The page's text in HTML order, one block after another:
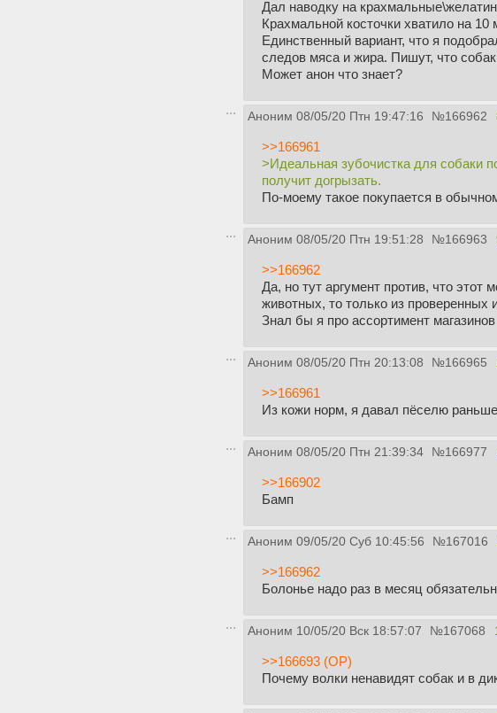
Но собака
начинаю
спасибо.
Дал наводку на
Крахмальной косточки хватило на 10
Единственный вариант, что я
следов мяса и жира. Пишут, что
Может анон что знает?
Аноним 08/05/20 Птн 19:47:16 №166962
>>166961
>Идеальная зубочистка для собаки
получит догрызать.
По-моему такое покупается в
Аноним 08/05/20 Птн 19:51:28 №166963
>>166962
Да, но тут аргумент против, что этот
животных, то только из проверенных
Знал бы я про ассортимент
Аноним 08/05/20 Птн 20:13:08 №166965
>>166961
Из кожи норм, я давал пёселю
Аноним 08/05/20 Птн 21:39:34 №166977
>>166902
Бамп
Аноним 09/05/20 Суб 10:45:56 №167016
>>166962
Болонье надо раз в месяц
Аноним 10/05/20 Вск 18:57:07 №167068
>>166693 (OP)
Почему волки ненавидят собак и в